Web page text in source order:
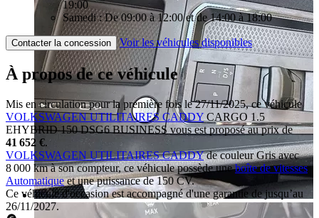
19:00
Samedi : De 09:00 à 12:00 et de 14:00 à 18:00
Contacter la concession Voir les véhicules disponibles
À propos de ce véhicule
Mis en circulation pour la première fois le 27/11/2025, ce véhicule
VOLKSWAGEN UTILITAIRES CADDYCARGO 1.5
EHYBRID 150 DSG6 BUSINESS vous est proposé au prix de
41 652 €.
VOLKSWAGEN UTILITAIRES CADDYde couleur Gris avec
8 000 km à son compteur, ce véhicule possède uneboîte de vitesses
Automatiqueet une puissance de 150 CV.
Ce véhicule d'occasion est accompagné d'une garantie de jusqu’au
26/11/2027.